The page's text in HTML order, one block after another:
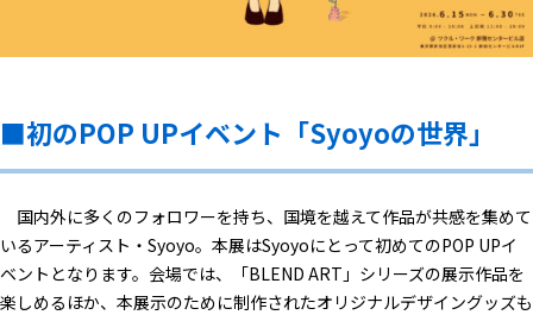
■初のPOP UPイベント「Syoyoの世界」
国内外に多くのフォロワーを持ち、国境を越えて作品が共感を集めて
いるアーティスト・Syoyo。本展はSyoyoにとって初めてのPOP UPイ
ベントとなります。会場では、「BLEND ART」シリーズの展示作品を
楽しめるほか、本展示のために制作されたオリジナルデザイングッズも